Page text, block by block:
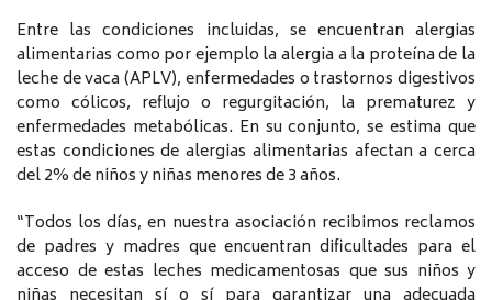
Entre las condiciones incluidas, se encuentran alergias
alimentarias como por ejemplo la alergia a la proteína de la
leche de vaca (APLV), enfermedades o trastornos digestivos
como cólicos, reflujo o regurgitación, la prematurez y
enfermedades metabólicas. En su conjunto, se estima que
estas condiciones de alergias alimentarias afectan a cerca
del 2% de niños y niñas menores de 3 años.
“Todos los días, en nuestra asociación recibimos reclamos
de padres y madres que encuentran dificultades para el
acceso de estas leches medicamentosas que sus niños y